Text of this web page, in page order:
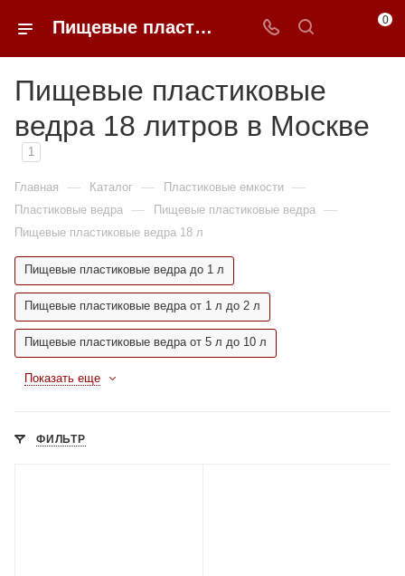
Пищевые пластиковые ведра 18 литров недорого в Москве | 0FFER 0
Пищевые пластиковые
ведра 18 литров в Москве
1
Главная — Каталог — Пластиковые емкости —
Пластиковые ведра — Пищевые пластиковые ведра —
Пищевые пластиковые ведра 18 л
Пищевые пластиковые ведра до 1 л
Пищевые пластиковые ведра от 1 л до 2 л
Пищевые пластиковые ведра от 5 л до 10 л
Показать еще
ФИЛЬТР